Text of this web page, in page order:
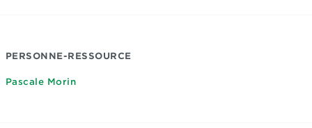
PERSONNE-RESSOURCE
Pascale Morin